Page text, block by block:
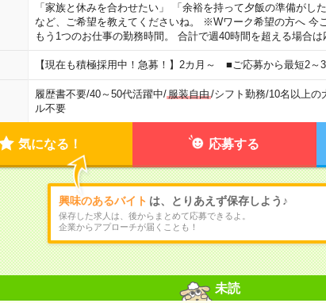
「家族と休みを合わせたい」 「余裕を持って夕飯の準備がし
など、ご希望を教えてくださいね。 ※Wワーク希望の方へ 今
もう1つのお仕事の勤務時間。 合計で週40時間を超える場合は
【現在も積極採用中！急募！】2カ月～ ■ご応募から最短2～
履歴書不要/40～50代活躍中/服装自由/シフト勤務/10名以上の
ル不要
気になる！ 応募する
興味のあるバイト は、とりあえず保存しよう♪
保存した求人は、後からまとめて応募できるよ。
企業からアプローチが届くことも！
未読